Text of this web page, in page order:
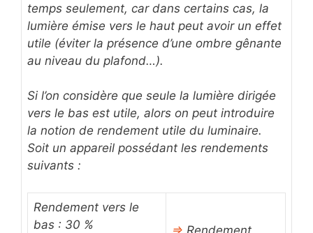
temps seulement, car dans certains cas, la
lumière émise vers le haut peut avoir un effet
utile (éviter la présence d’une ombre gênante
au niveau du plafond…).
Si l’on considère que seule la lumière dirigée
vers le bas est utile, alors on peut introduire
la notion de rendement utile du luminaire.
Soit un appareil possédant les rendements
suivants :
Rendement vers le
bas : 30 %
⇒ Rendement